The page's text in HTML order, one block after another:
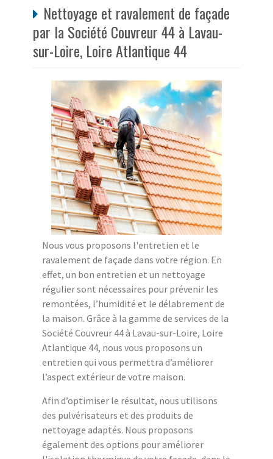
Nettoyage et ravalement de façade
par la Société Couvreur 44 à Lavau-
sur-Loire, Loire Atlantique 44
Nous vous proposons l'entretien et le
ravalement de façade dans votre région. En
effet, un bon entretien et un nettoyage
régulier sont nécessaires pour prévenir les
remontées, l’humidité et le délabrement de
la maison. Grâce à la gamme de services de la
Société Couvreur 44 à Lavau-sur-Loire, Loire
Atlantique 44, nous vous proposons un
entretien qui vous permettra d’améliorer
l’aspect extérieur de votre maison.
Afin d’optimiser le résultat, nous utilisons
des pulvérisateurs et des produits de
nettoyage adaptés. Nous proposons
également des options pour améliorer